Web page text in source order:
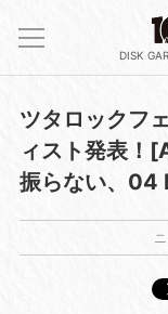
DISK
ツタロックフ
ィスト発表！
振らない、04